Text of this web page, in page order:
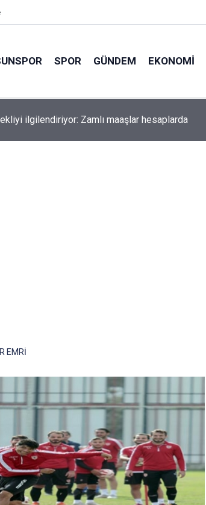
SPOR GÜNDEM EKONOMI
ilgilendiriyor: Zamlı maaşlar hesaplarda
EMRİ